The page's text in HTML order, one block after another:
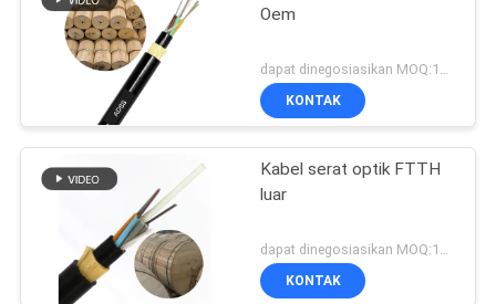
Oem
dapat dinegosiasikan MOQ:1000
KONTAK
Kabel serat optik FTTH
luar
dapat dinegosiasikan MOQ:1000
KONTAK